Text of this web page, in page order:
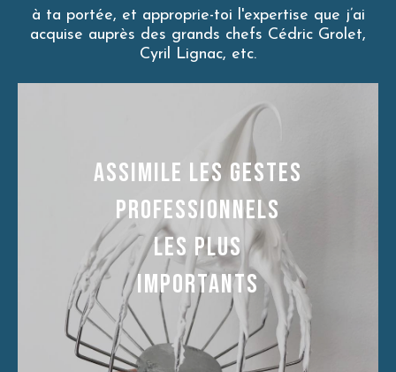
à ta portée, et approprie-toi l'expertise que j’ai
acquise auprès des grands chefs Cédric Grolet,
Cyril Lignac, etc.
ASSIMILE LES GESTES
PROFESSIONNELS
LES PLUS
IMPORTANTS